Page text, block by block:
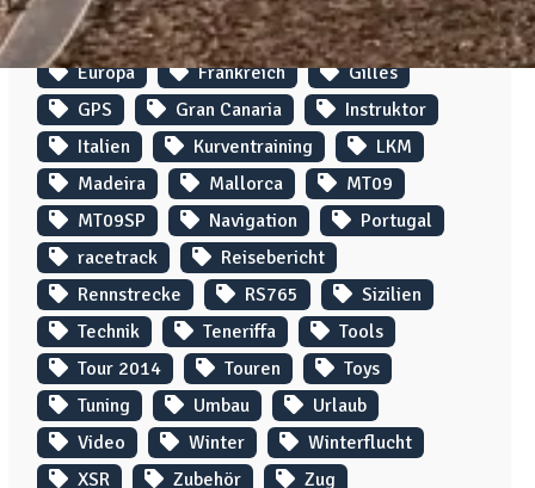
Alpen
China Crash
Crete
Europa
Frankreich
Gilles
GPS
Gran Canaria
Instruktor
Italien
Kurventraining
LKM
Madeira
Mallorca
MT09
MT09SP
Navigation
Portugal
racetrack
Reisebericht
Rennstrecke
RS765
Sizilien
Technik
Teneriffa
Tools
Tour 2014
Touren
Toys
Tuning
Umbau
Urlaub
Video
Winter
Winterflucht
XSR
Zubehör Zug